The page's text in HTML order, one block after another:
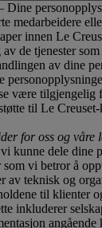
Dine
medarbeidere
innen Le
de tjenester
av dine
være tilgjengelig
til Le
for oss og våre
kunne dele dine
som vi betror å
av teknisk og
til klienter
inkluderer
angående